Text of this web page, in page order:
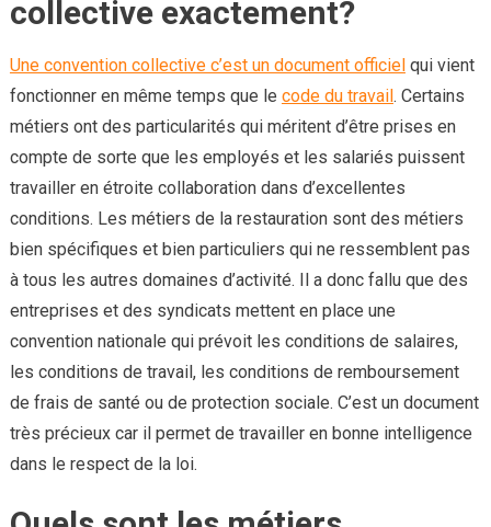
collective exactement?
Une convention collective c’est un document officiel qui vient
fonctionner en même temps que le code du travail . Certains
métiers ont des particularités qui méritent d’être prises en
compte de sorte que les employés et les salariés puissent
travailler en étroite collaboration dans d’excellentes
conditions. Les métiers de la restauration sont des métiers
bien spécifiques et bien particuliers qui ne ressemblent pas
à tous les autres domaines d’activité. Il a donc fallu que des
entreprises et des syndicats mettent en place une
convention nationale qui prévoit les conditions de salaires,
les conditions de travail, les conditions de remboursement
de frais de santé ou de protection sociale. C’est un document
très précieux car il permet de travailler en bonne intelligence
dans le respect de la loi.